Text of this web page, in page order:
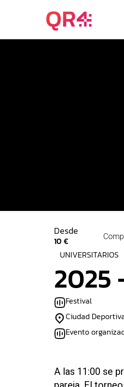
Desde
10 €
UNIVERSITARIOS
2025
Festival
Ciudad
Evento
A las 11:00 se